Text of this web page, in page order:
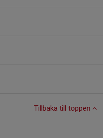
Tillbaka till toppen